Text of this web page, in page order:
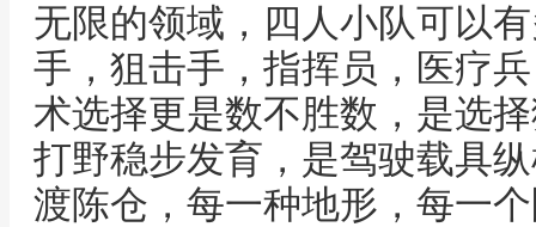
无限的领域，四人小队可以
手，狙击手，指挥员，医疗
术选择更是数不胜数，是选
打野稳步发育，是驾驶载具
渡陈仓，每一种地形，每一